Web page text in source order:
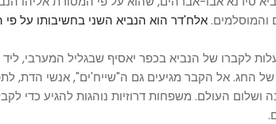
והמוסלמים. אלח'דר הוא הנביא השני בחשיבותו על
לקברו של הנביא בכפר יאסיף שבגליל המערבי,
של החג. אל הקבר מגיעים גם ה"שייח'ים", אנשי הדת,
העולם. משפחות דרוזיות נוהגות להגיע כדי